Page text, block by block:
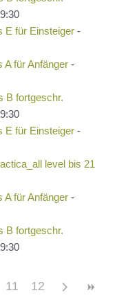
E für Einsteiger-
A für Anfänger-
B fortgeschr.
E für Einsteiger-
level bis 21
A für Anfänger-
B fortgeschr.
8 9 10
11 12